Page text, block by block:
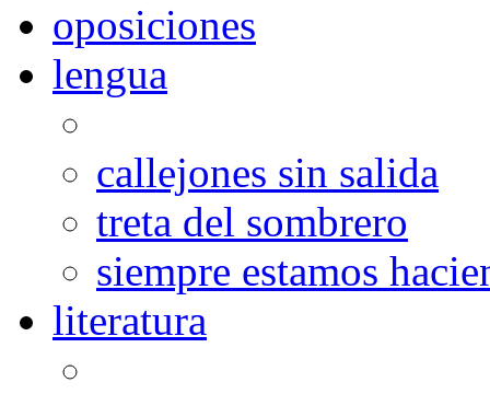
oposiciones
lengua
callejones sin salida
treta del sombrero
siempre estamos
literatura